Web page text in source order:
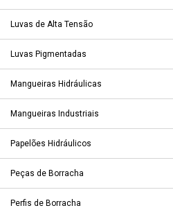
Luvas de Alta Tensão
Luvas Pigmentadas
Mangueiras Hidráulicas
Mangueiras Industriais
Papelões Hidráulicos
Peças de Borracha
Perfis de Borracha